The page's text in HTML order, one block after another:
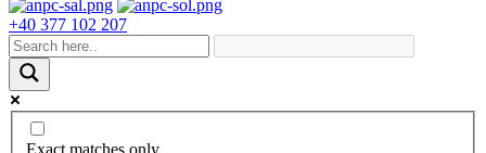
+40 377 102 207